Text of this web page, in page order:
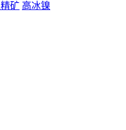
矿 高冰镍